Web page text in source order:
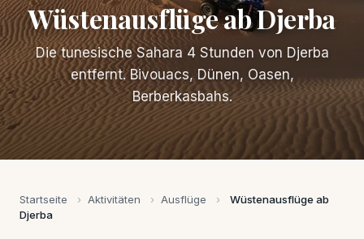
Wüstenausflüge ab Djerba
Die tunesische Sahara 4 Stunden von Djerba
entfernt. Bivouacs, Dünen, Oasen,
Berberkasbahs.
Startseite › Aktivitäten › Ausflüge ›
Wüstenausflüge ab
Djerba